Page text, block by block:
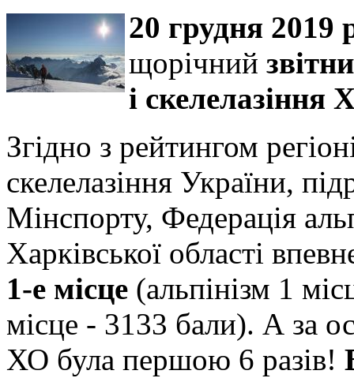
20 грудня 2019
щорічний
і скелелазіння
Згідно з рейтингом
скелелазіння України,
Мінспорту, Федерація
Харківської області
1-е місце (альпінізм 1
місце - 3133 бали). А за
ХО була першою 6 разів!